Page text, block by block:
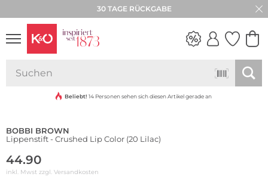
30 TAGE RÜCKGABE
VIBES
Beliebt! 14 Personen sehen sich diesen Artikel gerade an
BOBBI BROWN
Lippenstift - Crushed Lip Color (20 Lilac)
44.90
inkl. Mwst zzgl. Versandkosten